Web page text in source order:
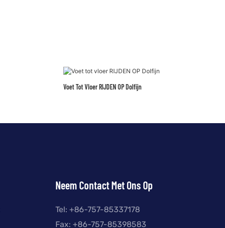
Voet Tot Vloer RIJDEN OP Dolfijn
Neem Contact Met Ons Op
Tel: +86-757-85337178
Fax: +86-757-85398583